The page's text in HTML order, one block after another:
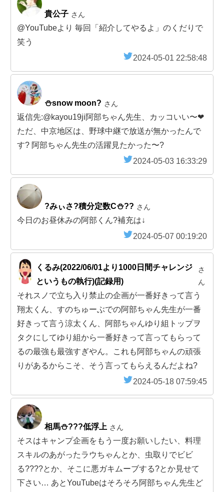
貴公子 さん
@YouTubeより 毎回「紹介してやるよ」のくだりで
笑う
2024-05-01 22:58:48
⛄snow moon? さん
返信先:@kayou19ji阿部ちゃん先生、カッコいい〜❤
ただ、中京地区は、野球中継で放送が無かったんで
す? 阿部ちゃん先生の活躍見たかった〜?
2024-05-03 16:33:29
?みぃさ?積分定数C⛄️?? さん
今日のお昼休みの阿部くん?補充は↓
2024-05-07 00:19:20
くるみ(2022/06/01より1000日間チャレンジ
というもの執行)(記録用)
さ
ん
それスノで立ち入り禁止の企画が一番好きって言う
翔太くん、すのちゅーぶでの阿部ちゃん先生が一番
好きって言う涼太くん、阿部ちゃんゆり組トップヲ
タクにしてゆり組から一番好きって言ってもらって
るの最強も最強すぎやん。これも阿部ちゃんの頑張
りがあるからこそ、そう言ってもらえるんだよね?
2024-05-18 07:59:45
相馬⛄️???低浮上 さん
そスはキャンプ企画をもう一度お願いしたい、料理
スキルのあがったラウちゃんとか、虫取りでビビ
る????とか、そこに悪ガキムーブする?とか見せて
下さい… あとYouTubeはそろそろ阿部ちゃん先生ど